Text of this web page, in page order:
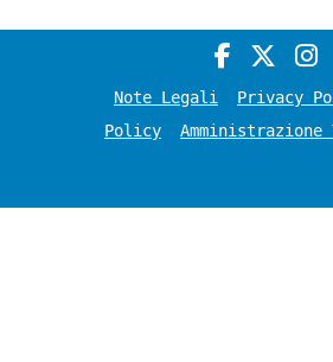
Note Legali Privacy
Policy
Amministrazione